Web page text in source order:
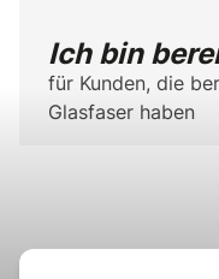
Ich bin
für Kunden, die
Glasfaser haben